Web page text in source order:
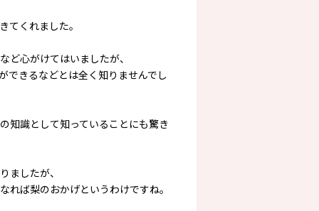
てくれました。
ど心がけてはいましたが、
できるなどとは全く知りませんでし
知識として知っていることにも驚き
ましたが、
ば梨のおかげというわけですね。